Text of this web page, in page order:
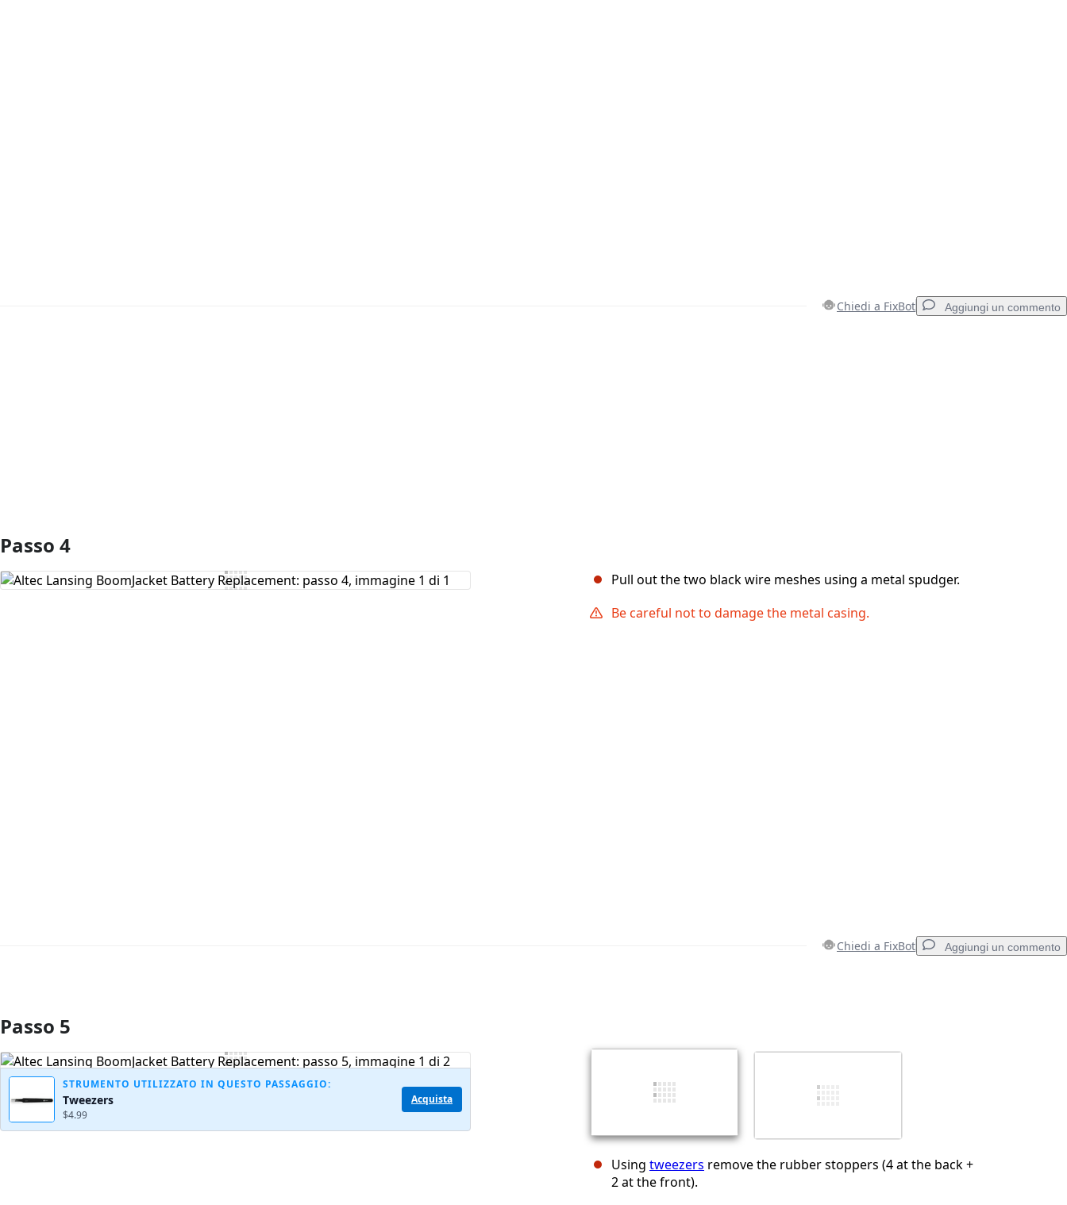
Chiedi a FixBot Aggiungi un commento
Passo 4
Pull out the two black wire meshes using a metal spudger.
Be careful not to damage the metal casing.
Chiedi a FixBot Aggiungi un commento
Aggiungi Commento
Passo 5
STRUMENTO UTILIZZATO IN QUESTO PASSAGGIO:
Tweezers
$4.99
Acquista
Using tweezers remove the rubber stoppers (4 at the back +
2 at the front).